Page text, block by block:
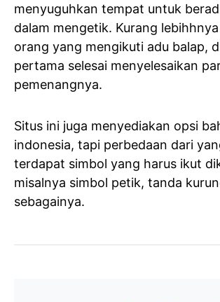
menyuguhkan tempat untuk
dalam mengetik. Kurang
orang yang mengikuti adu balap,
pertama selesai menyelesaikan
pemenangnya.
Situs ini juga menyediakan opsi
indonesia, tapi perbedaan dari
terdapat simbol yang harus ikut
misalnya simbol petik, tanda
sebagainya.